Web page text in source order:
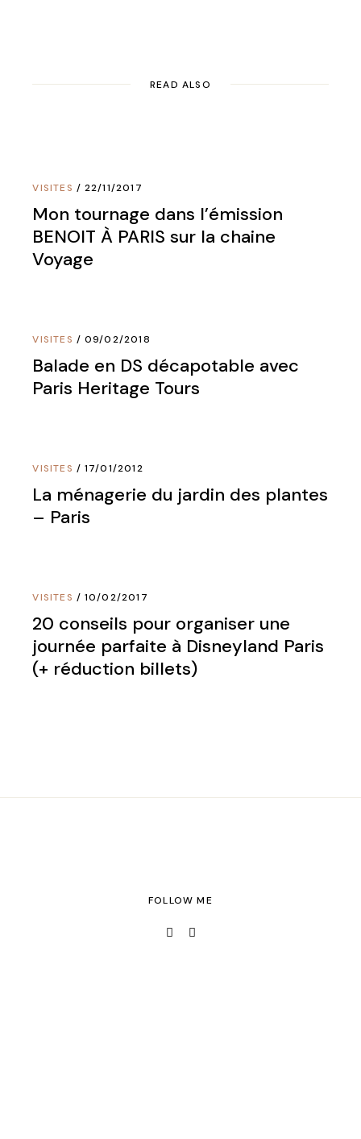
READ ALSO
VISITES 22/11/2017
Mon tournage dans l’émission
BENOIT À PARIS sur la chaine
Voyage
VISITES 09/02/2018
Balade en DS décapotable avec
Paris Heritage Tours
VISITES 17/01/2012
La ménagerie du jardin des plantes
– Paris
VISITES 10/02/2017
20 conseils pour organiser une
journée parfaite à Disneyland Paris
(+ réduction billets)
FOLLOW ME